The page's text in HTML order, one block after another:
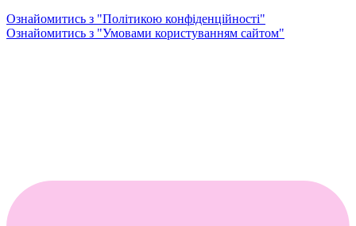
Ознайомитись з "Політикою конфіденційності"
Ознайомитись з "Умовами користуванням сайтом"